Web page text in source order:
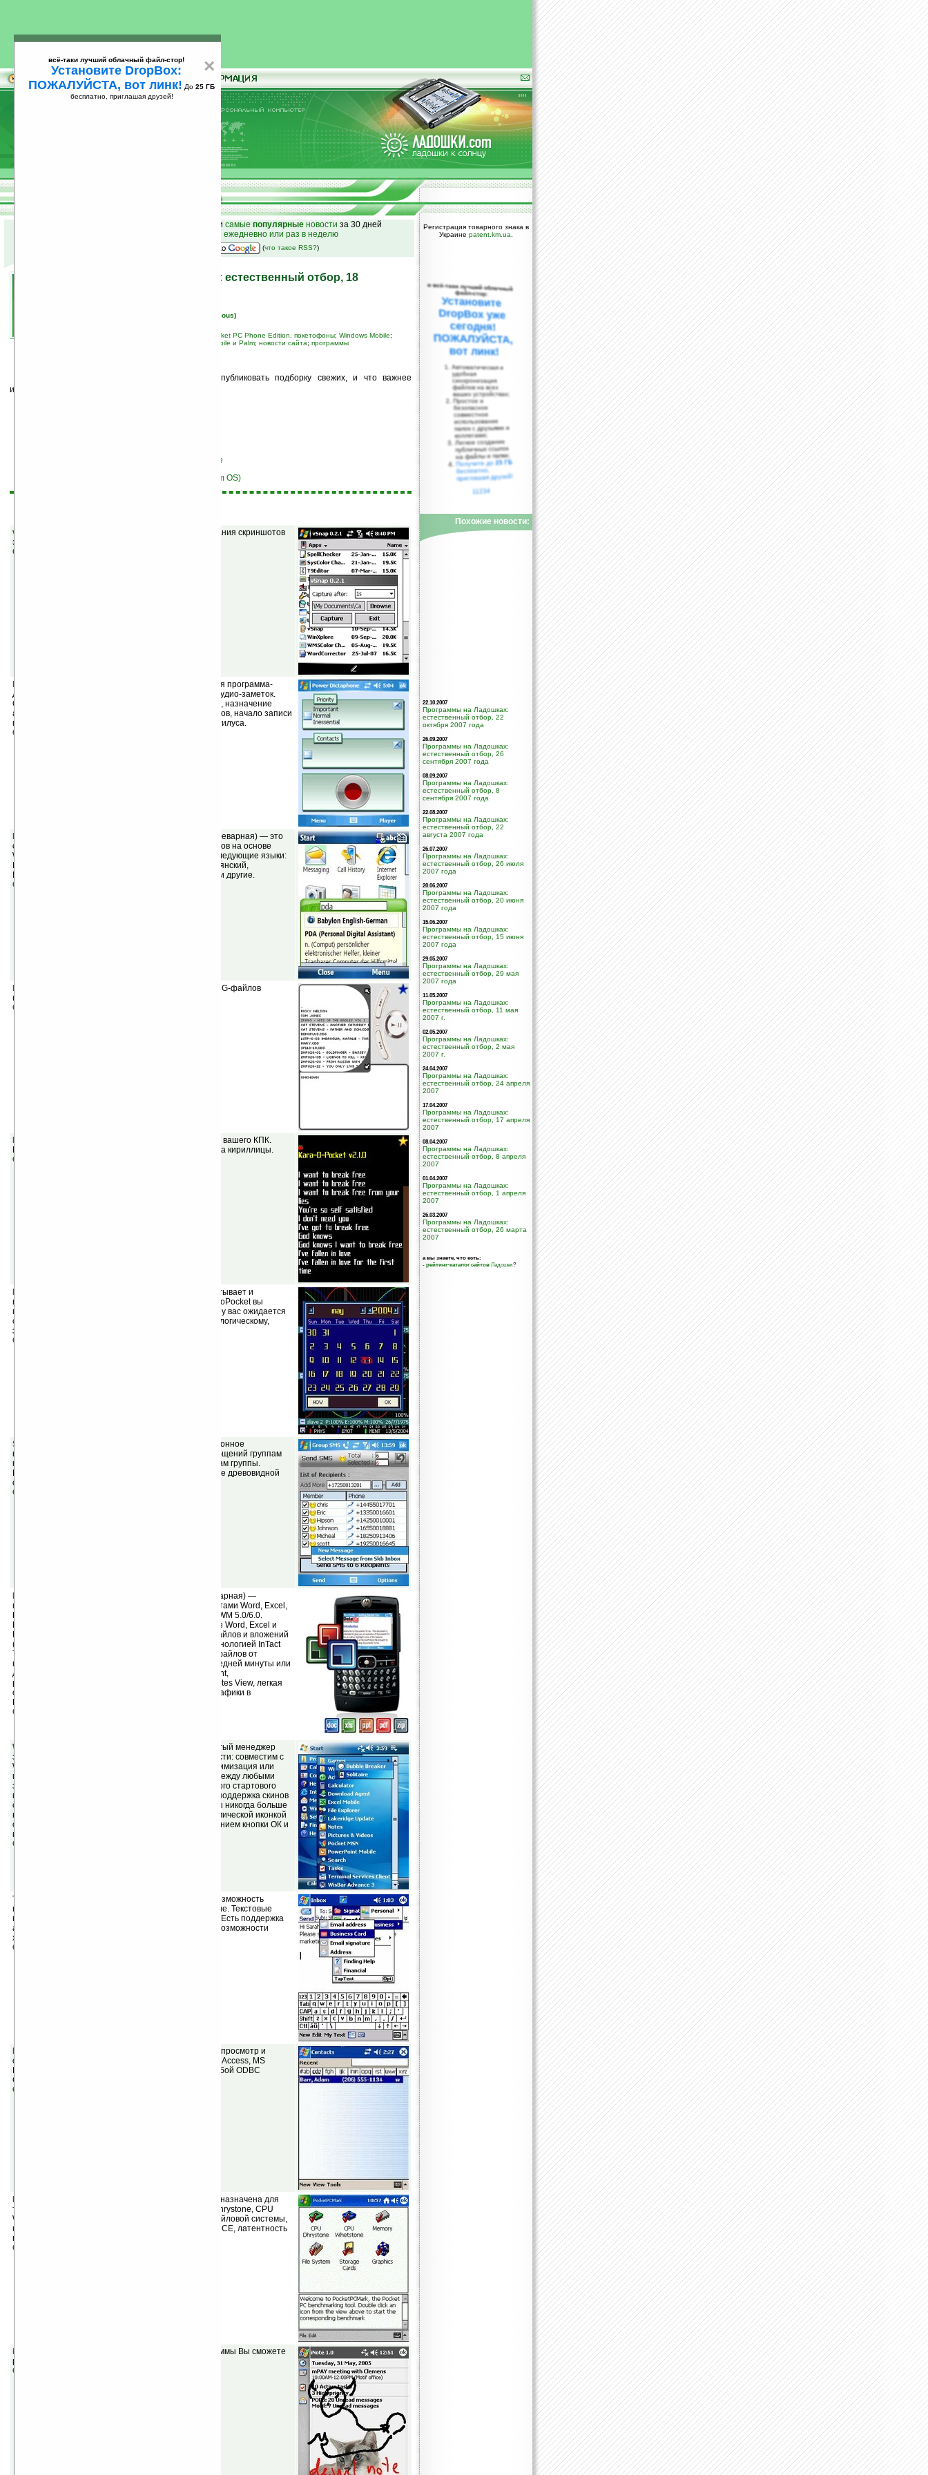
25
и самые популярные новости за 30 дней
на email ежедневно или раз в неделю
(что такое RSS?)
Программы на Ладошках: естественный отбор, 18
Вячеслав Черников (devious)
Pocket PC Phone Edition, покетофоны; Windows Mobile;
лучшие программы Windows Mobile и Palm; новости сайта; программы
небольшой задержкой мы продолжаем публиковать подборку свежих, и что важнее
интересных, программ в архиве Ладошек.
Перейти к списку программ для Windows Mobile
Перейти к списку программ для Garnet OS (Palm OS)
vSnap v0.2.1
) — приложение для создания скриншотов
экрана КПК.
Скачать
) — бесплатная программа-
диктофон для записи и удобной сортировки ваших аудио-заметок.
Особенности: быстрое начало записи на устройство, назначение
аудио-заметки календарной дате или списку контактов, начало записи
по нажатию пальцем на экран, без использования стилуса.
Скачать
(шареварная) — это
онлайновый переводчик на 19 языках для смартфонов на основе
Windows Mobile (без тачскрина). Поддерживаются следующие языки:
Русский, Немецкий, Английский, Французский, Итальянский,
Испанский, Датский, Корейский, Турецкий, Арабский и другие.
Скачать
(шареварная) — проигрыватель CDG-файлов
(mp3+g) с поддержкой караоке.
Скачать
(шареварная) — караоке для вашего КПК.
Работает только с .kar файлами, зато есть поддержка кириллицы.
Скачать
(шареварная) — программа рассчитывает и
показывает кривые ваших биоритмов. С помощью BioPocket вы
можете приблизительно узнать, в какие числа, какое у вас ожидается
состояние по трем основным показателям — физиологическому,
эмоциональному и интеллектуальному.
Скачать
Skb Group SMS v2.02
(шареварная) — это инновационное
приложение разработанное для рассылки SMS сообщений группам
контактов, нескольким группам или нескольким членам группы.
Главное окно программы отображает контакты в виде древовидной
структуры.
Скачать
(шареварная) —
полноценный офисный пакет для работы с документами Word, Excel,
PowerPoint & PDF на смартфонах под управлением WM 5.0/6.0.
Возможности: создание, просмотр и редактирование Word, Excel и
PowerPoint файлов на смартфоне, просмотр PDF-файлов и вложений
(attachments), 100% гарантия точности файлов с технологией InTact
Technology, поддержка Zip-файлов, защита личных файлов от
попадания в чужие руки , фиксация изменений последней минуты или
добавление новых слайдов в презентации PowerPoint,
редактирование звуковых заметок презентаций в Notes View, легкая
организация и просмотр снимков вашей камеры и графики в
Скачать
WisBar Advance v3.0.0.1
(шареварная) — продвинутый менеджер
задач и графическая оболочка. Основные возможности: совместим с
WM2003, WM2003SE, WM 5.0 и WM 6, закрытие, минимизация или
игнорирование любых приложений, переключение между любыми
запущенными приложениями, обеспечение каскадного стартового
меню, добавление или удаление функций в taskbar, поддержка скинов
с высоким разрешением и альбомной разверткой, вы никогда больше
не забудете о системных сообщениях с новой динамической иконкой
сообщений, закрытие диалога тапанием и удерживанием кнопки ОК и
прочее.
Скачать
TapText v1.3
(шареварная) — программа, дающая возможность
вставлять подготовленный текст в любое приложение. Текстовые
вставки, для удобства, можно разбивать по группам. Есть поддержка
аппаратных кнопок, QVGA/VGA, а также поддержка возможности
хранения текста на картах памяти.
Скачать
(шареварная) — просмотр и
синхронизация любой настольной базы данных (MS Access, MS
FoxPro, Oracle, SQL Server, MS dBase, MySQL или любой ODBC
Compliant Database) с контактами на Pocket PC.
Скачать
(шареварная) — утилита предназначена для
тестирования КПК, включает в себя 7 тестов: CPU Dhrystone, CPU
Whetstone, тест пропускной способности памяти, файловой системы,
карты памяти, тест графических библиотек Windows CE, латентность
памяти и кэш.
Скачать
iNote v1.03
(шареварная) — с помощью этой программы Вы сможете
рисовать или делать записи прямо на экране Today.
Скачать
Регистрация товарного знака в
Украине patent.km.ua
×
всё-таки лучший облачный файл-стор!
Установите DropBox:
ПОЖАЛУЙСТА, вот линк! До 25 ГБ
бесплатно, приглашая друзей!
и всё-таки лучший облачный
файл-стор:
Установите
DropBox уже
сегодня!
ПОЖАЛУЙСТА,
вот линк!
Автоматическая и
удобная
синхронизация
файлов на всех
ваших устройствах;
Простое и
безопасное
совместное
использование
папок с друзьями и
коллегами;
Легкое создание
публичных ссылок
на файлы и папки;
Получите до25 ГБ
бесплатно,
приглашая друзей!
11234
Похожие новости:
22.10.2007
Программы на Ладошках:
естественный отбор, 22
октября 2007 года
26.09.2007
Программы на Ладошках:
естественный отбор, 26
сентября 2007 года
08.09.2007
Программы на Ладошках:
естественный отбор, 8
сентября 2007 года
22.08.2007
Программы на Ладошках:
естественный отбор, 22
августа 2007 года
26.07.2007
Программы на Ладошках:
естественный отбор, 26 июля
2007 года
20.06.2007
Программы на Ладошках:
естественный отбор, 20 июня
2007 года
15.06.2007
Программы на Ладошках:
естественный отбор, 15 июня
2007 года
29.05.2007
Программы на Ладошках:
естественный отбор, 29 мая
2007 года
11.05.2007
Программы на Ладошках:
естественный отбор, 11 мая
2007 г.
02.05.2007
Программы на Ладошках:
естественный отбор, 2 мая
2007 г.
24.04.2007
Программы на Ладошках:
естественный отбор, 24 апреля
2007
17.04.2007
Программы на Ладошках:
естественный отбор, 17 апреля
2007
08.04.2007
Программы на Ладошках:
естественный отбор, 8 апреля
2007
01.04.2007
Программы на Ладошках:
естественный отбор, 1 апреля
2007
26.03.2007
Программы на Ладошках:
естественный отбор, 26 марта
2007
а вы знаете, что есть:
- рейтинг-каталог сайтов Ладошек?